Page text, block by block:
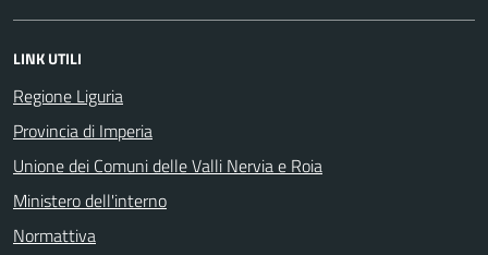
LINK UTILI
Regione Liguria
Provincia di Imperia
Unione dei Comuni delle Valli Nervia e Roia
Ministero dell'interno
Normattiva